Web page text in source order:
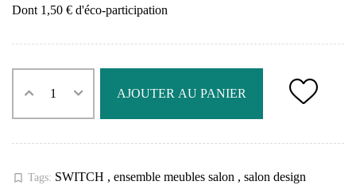
Dont 1,50 € d'éco-participation
AJOUTER AU PANIER
bookmark_border Tags: SWITCH , ensemble meubles salon , salon design